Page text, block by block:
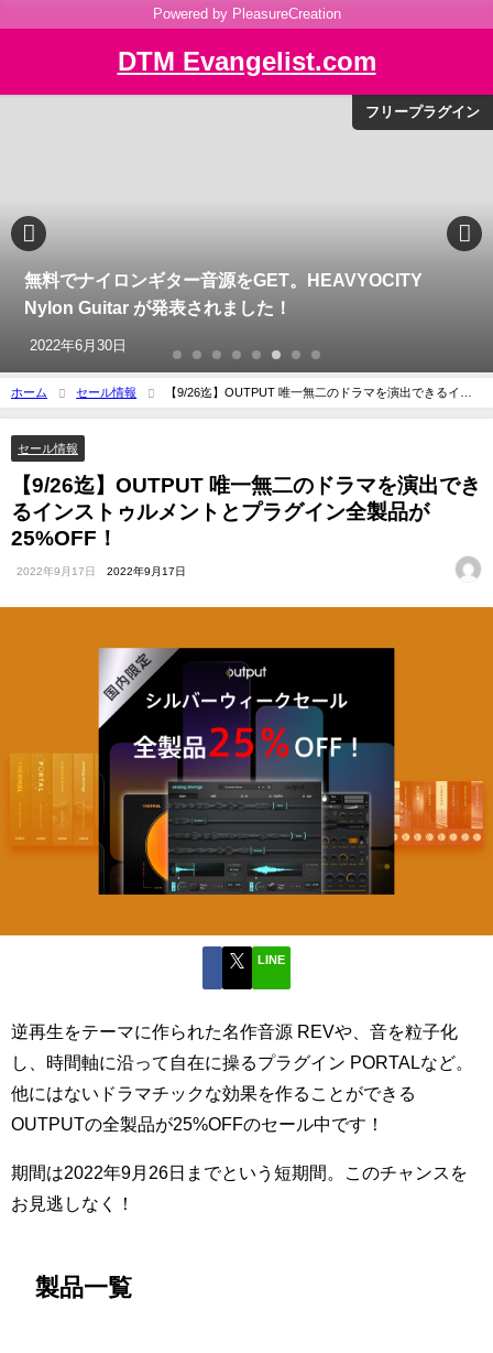
Powered by PleasureCreation
DTM Evangelist.com
フリープラグイン
無料でナイロンギター音源をGET。HEAVYOCITY
Nylon Guitar が発表されました！
2022年6月30日
ホーム セール情報
【9/26迄】OUTPUT 唯一無二のドラマを演出できるイン
ストゥルメントとプラグイン全製品が25%OFF！
セール情報
【9/26迄】OUTPUT 唯一無二のドラマを演出でき
るインストゥルメントとプラグイン全製品が
25%OFF！
2022年9月17日 2022年9月17日
LINE
逆再生をテーマに作られた名作音源 REVや、音を粒子化
し、時間軸に沿って自在に操るプラグイン PORTALなど。
他にはないドラマチックな効果を作ることができる
OUTPUTの全製品が25%OFFのセール中です！
期間は2022年9月26日までという短期間。このチャンスを
お見逃しなく！
製品一覧